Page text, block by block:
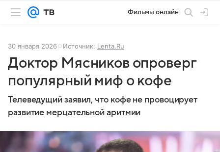
Фильмы онлайн
30 января 2026 Источник: Lenta.Ru
Доктор Мясников опроверг
популярный миф о кофе
Телеведущий заявил, что кофе не провоцирует
развитие мерцательной аритмии